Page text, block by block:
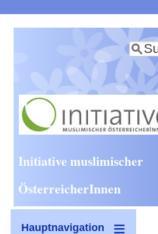
zum
Inhalt
Suche
Initiative muslimischer
ÖsterreicherInnen
Hauptnavigation